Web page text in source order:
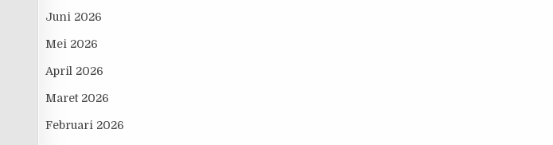
Juni 2026
Mei 2026
April 2026
Maret 2026
Februari 2026